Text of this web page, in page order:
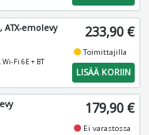
ATX-emolevy
Fi 6E + BT
233,90 €
fiber_manual_recordToimittajilla
LISÄÄ KORIIN
179,90 €
fiber_manual_record Ei varastossa